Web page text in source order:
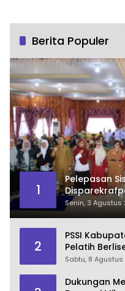
Berita Populer
1
Pelepasan
Pariwisata
Senin, 3 Agustus
2
PSSI
Pelatih
Sabtu, 8
Dukungan